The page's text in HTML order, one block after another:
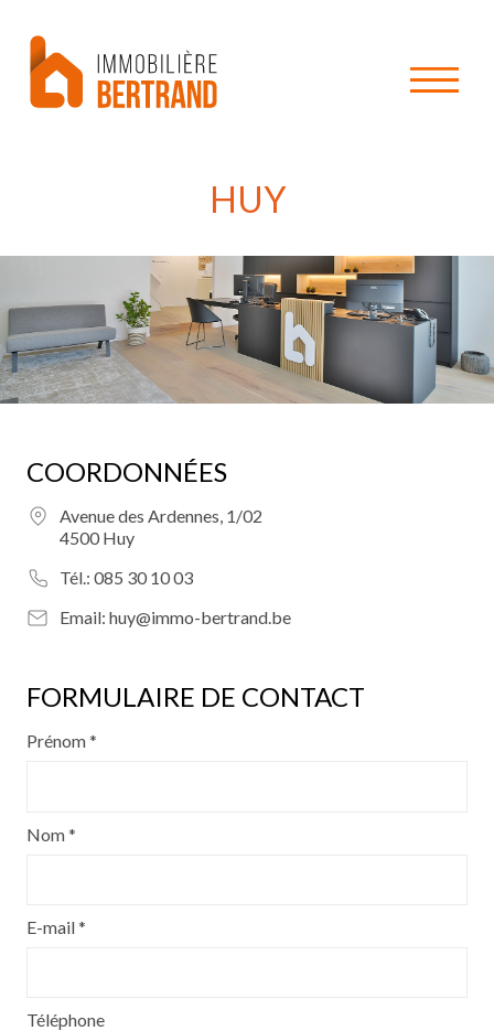
HUY
COORDONNÉES
Avenue des Ardennes, 1/02
4500 Huy
Tél.: 085 30 10 03
Email: huy@immo-bertrand.be
FORMULAIRE DE CONTACT
Prénom *
Nom *
E-mail *
Téléphone